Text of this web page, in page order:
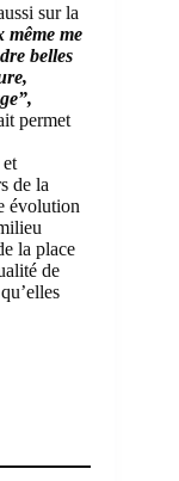
sur la
même me
belles
permet
de la
évolution
la place
de